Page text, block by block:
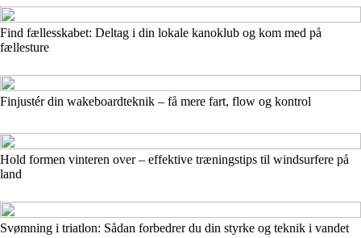
Find fællesskabet: Deltag i din lokale kanoklub og kom med på
fællesture
Finjustér din wakeboardteknik – få mere fart, flow og kontrol
Hold formen vinteren over – effektive træningstips til windsurfere på
land
Svømning i triatlon: Sådan forbedrer du din styrke og teknik i vandet